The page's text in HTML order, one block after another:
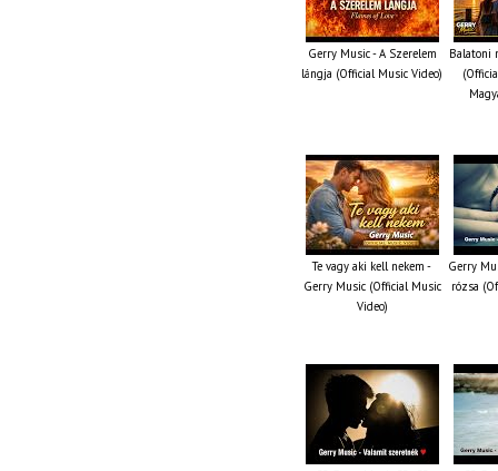
Gerry Music - A Szerelem
lángja (Official Music Video)
Balatoni
Te vagy aki kell nekem -
Gerry Music (Official Music
Video)
Gerry
rózsa